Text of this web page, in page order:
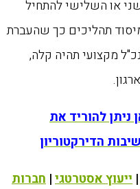
או השלישי להתחיל
תהליכים כך שהעברת
מקצועי תהיה קלה,
להוריד את
הדירקטוריון
ייעוץ אסטרטגי|חברות